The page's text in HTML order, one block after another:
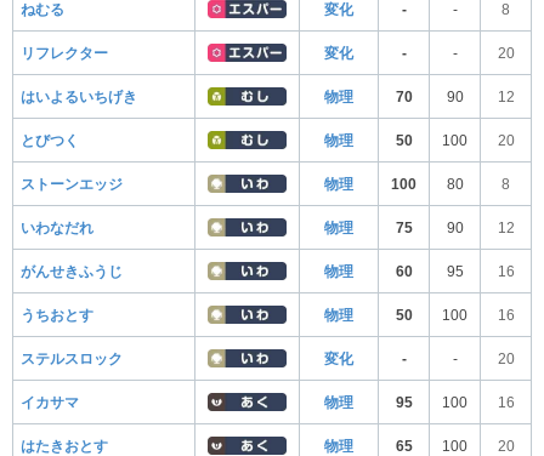
ねむる 変化 - - 8
リフレクター 変化 - - 20
はいよるいちげき 物理 70 90 12
とびつく 物理 50 100 20
ストーンエッジ 物理 100 80 8
いわなだれ 物理 75 90 12
がんせきふうじ 物理 60 95 16
うちおとす 物理 50 100 16
ステルスロック 変化 - - 20
イカサマ 物理 95 100 16
はたきおとす 物理 65 100 20